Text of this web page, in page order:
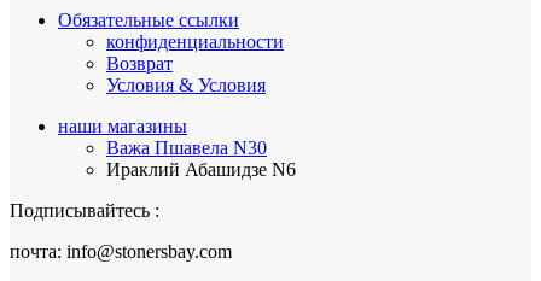
Обязательные ссылки
конфиденциальности
Возврат
Условия & Условия
наши магазины
Важа Пшавела N30
Ираклий Абашидзе N6
Подписывайтесь :
почта: info@stonersbay.com